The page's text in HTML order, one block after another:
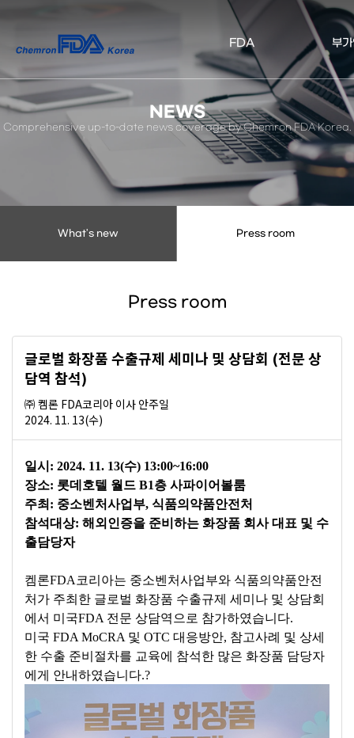
켐
론
FDA
코
FDA 부
NEWS
Comprehensive up-to-date news coverage by Chemron FDA Korea.
What's new Press room
Press room
글로벌 화장품 수출규제 세미나 및 상담회 (전문 상
담역 참석)
㈜ 켐론 FDA코리아 이사 안주일
2024. 11. 13(수)
일시: 2024. 11. 13(수) 13:00~16:00
장소: 롯데호텔 월드 B1층 사파이어볼룸
주최: 중소벤처사업부, 식품의약품안전처
참석대상: 해외인증을 준비하는 화장품 회사 대표 및 수
출담당자
켐론FDA코리아는 중소벤처사업부와 식품의약품안전
처가 주최한 글로벌 화장품 수출규제 세미나 및 상담회
에서 미국FDA 전문 상담역으로 참가하였습니다.
미국 FDA MoCRA 및 OTC 대응방안, 참고사례 및 상세
한 수출 준비절차를 교육에 참석한 많은 화장품 담당자
에게 안내하였습니다.?